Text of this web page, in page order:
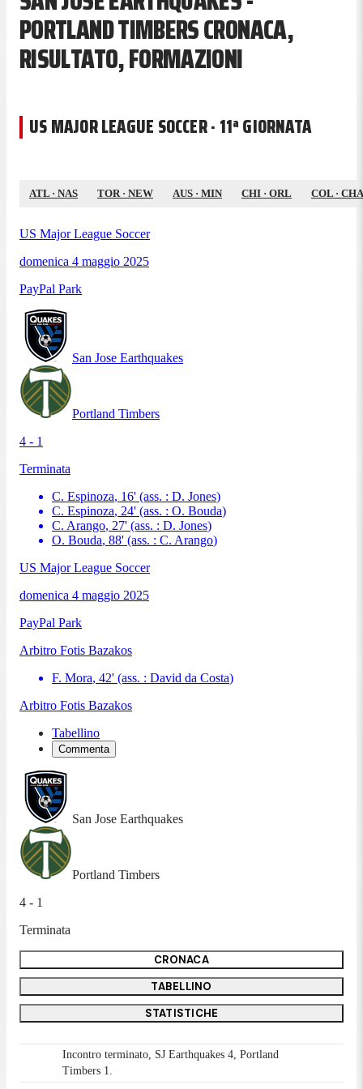
PORTLAND TIMBERS CRONACA,
RISULTATO, FORMAZIONI
US MAJOR LEAGUE SOCCER · 11ª GIORNATA
ATL · NAS TOR· NEW AUS · MIN CHI · ORL COL · CHA
US Major League Soccer
domenica 4 maggio 2025
PayPal Park
San Jose Earthquakes
Portland Timbers
4 - 1
Terminata
C. Espinoza, 16' (ass. : D. Jones)
C. Espinoza, 24' (ass. : O. Bouda)
C. Arango, 27' (ass. : D. Jones)
O. Bouda, 88' (ass. : C. Arango)
US Major League Soccer
domenica 4 maggio 2025
PayPal Park
Arbitro Fotis Bazakos
F. Mora, 42' (ass. : David da Costa)
Arbitro Fotis Bazakos
Tabellino
Commenta
San Jose Earthquakes
Portland Timbers
4 - 1
Terminata
CRONACA
TABELLINO
STATISTICHE
Incontro terminato, SJ Earthquakes 4, Portland
Timbers 1.